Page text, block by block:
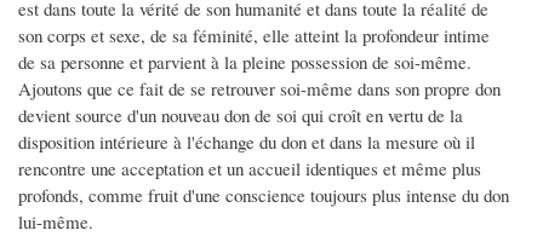
est dans toute la vérité de son humanité et dans toute la réalité de
son corps et sexe, de sa féminité, elle atteint la profondeur intime
de sa personne et parvient à la pleine possession de soi-même.
Ajoutons que ce fait de se retrouver soi-même dans son propre don
devient source d'un nouveau don de soi qui croît en vertu de la
disposition intérieure à l'échange du don et dans la mesure où il
rencontre une acceptation et un accueil identiques et même plus
profonds, comme fruit d'une conscience toujours plus intense du don
lui-même.